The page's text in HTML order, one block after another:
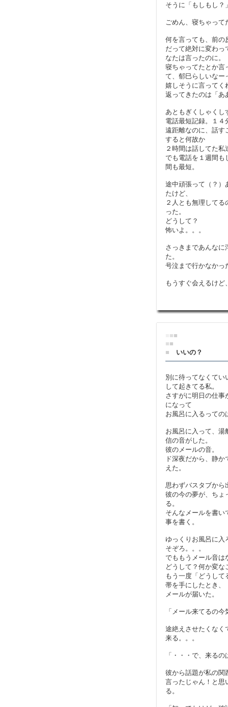
そうに「もしもし？
ごめん、寝ちゃって
何を言っても、前の
だって絶対に変わっ
なたは言ったのに。
寝ちゃってたとか言
て、郁巳らしいなー
嬉しそうに言ってく
返ってきたのは「あ
あともぎくしゃくし
電話最短記録。１４
遠距離なのに、話す
すると何故か
２時間は話してた私
でも電話を１週間も
間も最短。
途中頑張って（？）
たけど、
２人とも無理して
った。
どうして？
怖いよ。。。
さっきまであんなに
た。
号泣まで行かなかっ
もうすぐ会えるけど
■■
■■
■
いいの？
別に待ってなくてい
して起きてる私。
さすがに明日の仕事
になって
お風呂に入るっての
お風呂に入って、湯
信の音がした。
彼のメールの音。
ド深夜だから、静
えた。
思わずバスタブから
彼の今の夢が、ちょ
る。
そんなメールを書い
事を書く。
ゆっくりお風呂に入
そぞろ。。。
でももうメール音は
どうして？何か変な
もう一度「どうし
帯を手にしたとき、
メールが届いた。
「メール来てるの
途絶えさせたくなく
来る。。。
「・・・で、来る
彼から話題が私の関
言ったじゃん！と思
る。